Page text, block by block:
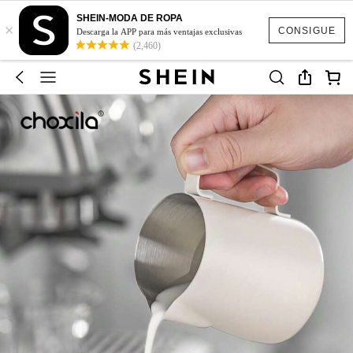
CONSIGUE
×
SHEIN-MODA DE ROPA
Descarga la APP para más ventajas exclusivas
(2,460)